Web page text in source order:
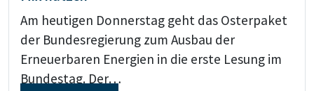
Am heutigen Donnerstag geht das Osterpaket
der Bundesregierung zum Ausbau der
Erneuerbaren Energien in die erste Lesung im
Bundestag. Der…